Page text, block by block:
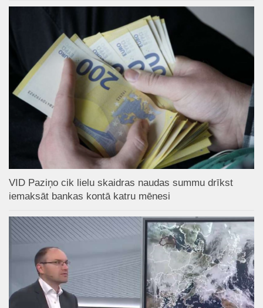
VID Paziņo cik lielu skaidras naudas summu drīkst
iemaksāt bankas kontā katru mēnesi